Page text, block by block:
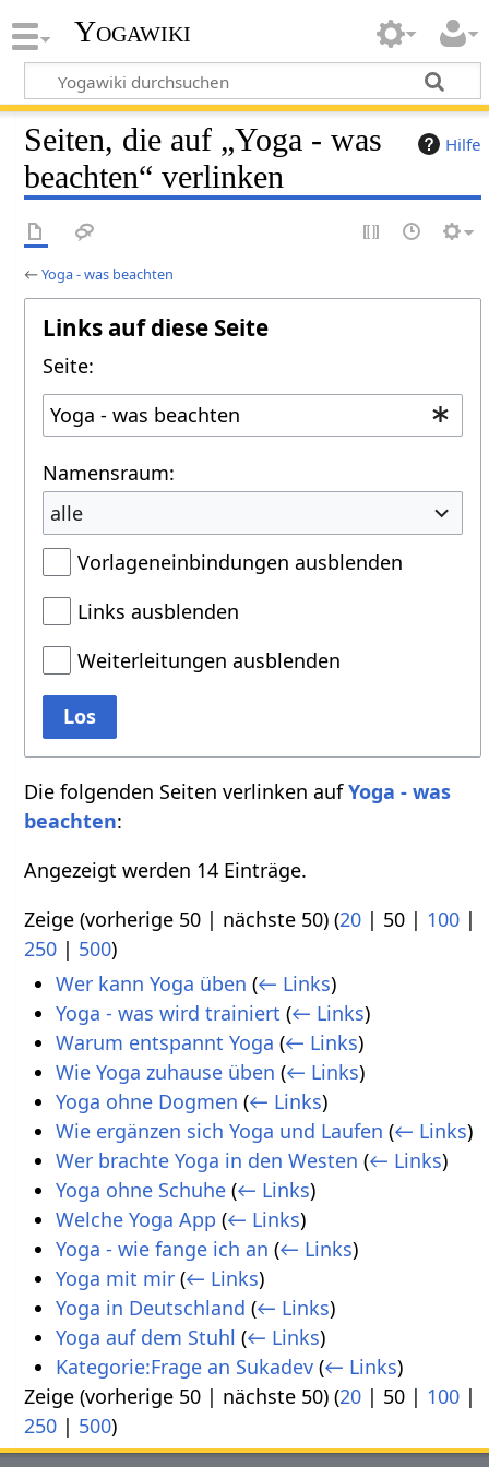
Yogawiki
Hilfe
Seiten, die auf „Yoga - was
beachten“ verlinken
←Yoga - was beachten
Links auf diese Seite
Seite:
Namensraum:
alle
Vorlageneinbindungen ausblenden
Links ausblenden
Weiterleitungen ausblenden
Los
Die folgenden Seiten verlinken aufYoga - was
beachten:
Angezeigt werden 14 Einträge.
Zeige (vorherige 50 | nächste 50) (20 | 50 | 100 |
250 | 500)
Wer kann Yoga üben (← Links)
Yoga - was wird trainiert (← Links)
Warum entspannt Yoga (← Links)
Wie Yoga zuhause üben (← Links)
Yoga ohne Dogmen (← Links)
Wie ergänzen sich Yoga und Laufen (← Links)
Wer brachte Yoga in den Westen (← Links)
Yoga ohne Schuhe (← Links)
Welche Yoga App (← Links)
Yoga - wie fange ich an (← Links)
Yoga mit mir (← Links)
Yoga in Deutschland (← Links)
Yoga auf dem Stuhl (← Links)
Kategorie:Frage an Sukadev (← Links)
Zeige (vorherige 50 | nächste 50) (20 | 50 | 100 |
250 | 500)